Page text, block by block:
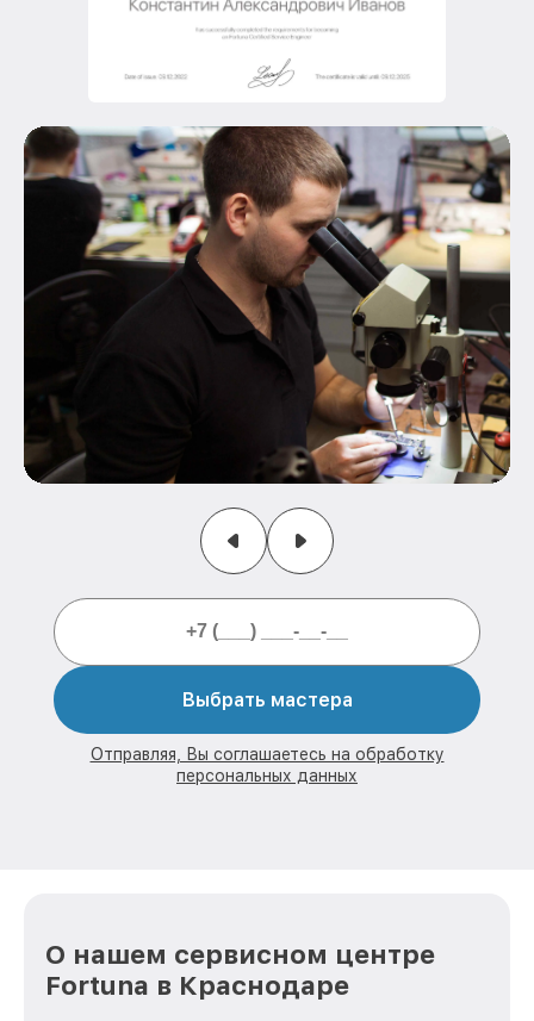
Выбрать мастера
Отправляя, Вы соглашаетесь на обработку
персональных данных
О нашем сервисном центре
Fortuna в Краснодаре